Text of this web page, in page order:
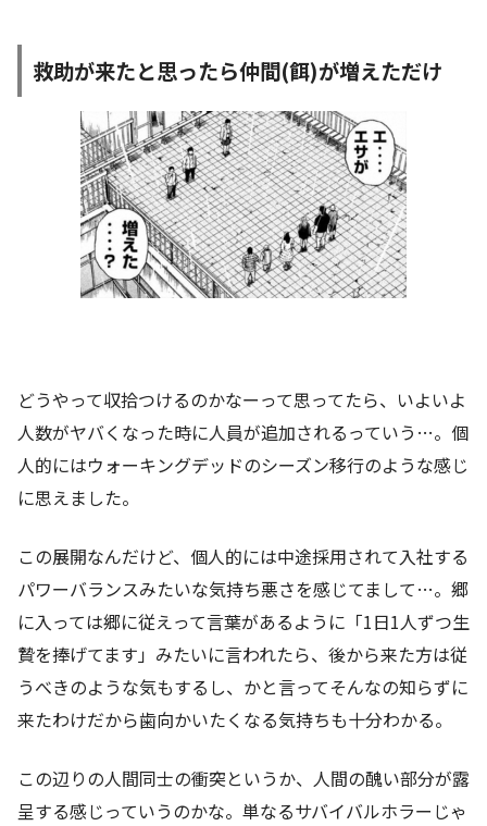
救助が来たと思ったら仲間(餌)が増えただけ
どうやって収拾つけるのかなーって思ってたら、いよいよ
人数がヤバくなった時に人員が追加されるっていう…。個
人的にはウォーキングデッドのシーズン移行のような感じ
に思えました。
この展開なんだけど、個人的には中途採用されて入社する
パワーバランスみたいな気持ち悪さを感じてまして…。郷
に入っては郷に従えって言葉があるように「1日1人ずつ生
贄を捧げてます」みたいに言われたら、後から来た方は従
うべきのような気もするし、かと言ってそんなの知らずに
来たわけだから歯向かいたくなる気持ちも十分わかる。
この辺りの人間同士の衝突というか、人間の醜い部分が露
呈する感じっていうのかな。単なるサバイバルホラーじゃ